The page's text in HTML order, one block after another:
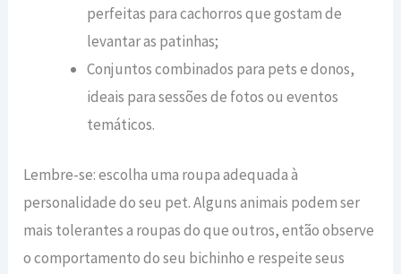
perfeitas para cachorros que gostam de
levantar as patinhas;
Conjuntos combinados para pets e donos,
ideais para sessões de fotos ou eventos
temáticos.
Lembre-se: escolha uma roupa adequada à
personalidade do seu pet. Alguns animais podem ser
mais tolerantes a roupas do que outros, então observe
o comportamento do seu bichinho e respeite seus